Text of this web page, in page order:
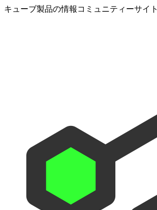
キューブ製品の情報コミュニティーサイト